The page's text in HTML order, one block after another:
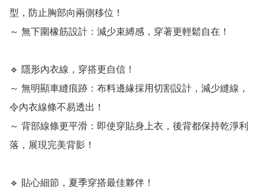
型，防止胸部向兩側移位！
～ 無下圍橡筋設計：減少束縛感，穿著更輕鬆自在！
🔹 隱形內衣線，穿搭更自信！
～ 無明顯車縫痕跡：布料邊緣採用切割設計，減少縫線，
令內衣線條不易透出！
～ 背部線條更平滑：即使穿貼身上衣，後背都保持乾淨利
落，展現完美背影！
🔹 貼心細節，夏季穿搭最佳夥伴！